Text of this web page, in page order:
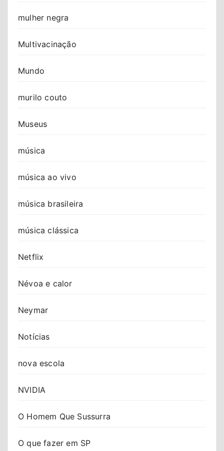
mulher negra
Multivacinação
Mundo
murilo couto
Museus
música
música ao vivo
música brasileira
música clássica
Netflix
Névoa e calor
Neymar
Notícias
nova escola
NVIDIA
O Homem Que Sussurra
O que fazer em SP